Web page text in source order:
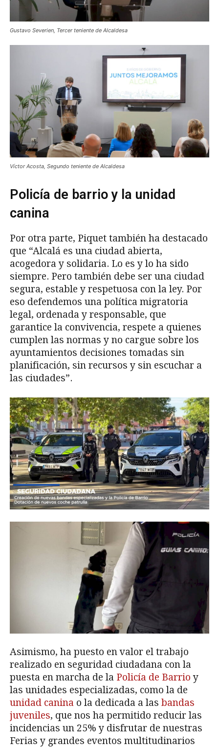
Gustavo Severien, Tercer teniente de Alcaldesa
Víctor Acosta, Segundo teniente de Alcaldesa
Policía de barrio y la unidad
canina
Por otra parte, Piquet también ha destacado
que “Alcalá es una ciudad abierta,
acogedora y solidaria. Lo es y lo ha sido
siempre. Pero también debe ser una ciudad
segura, estable y respetuosa con la ley. Por
eso defendemos una política migratoria
legal, ordenada y responsable, que
garantice la convivencia, respete a quienes
cumplen las normas y no cargue sobre los
ayuntamientos decisiones tomadas sin
planificación, sin recursos y sin escuchar a
las ciudades”.
Asimismo, ha puesto en valor el trabajo
realizado en seguridad ciudadana con la
puesta en marcha de la Policía de Barrio y
las unidades especializadas, como la de
unidad canina o la dedicada a las bandas
juveniles, que nos ha permitido reducir las
incidencias un 25% y disfrutar de nuestras
Ferias y grandes eventos multitudinarios